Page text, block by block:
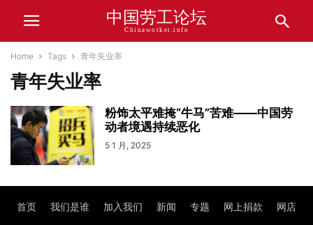
中国劳工论坛
Chinaworker.info
Home Tags 青年失业率
青年失业率
粉饰太平难掩“牛马”苦难——中国劳
动者境遇持续恶化
5 1 月, 2025
首页 我们是谁 加入我们 新闻 专题 网上捐款 网店